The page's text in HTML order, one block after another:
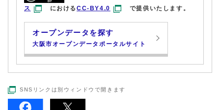
ス
におけるCC-BY4.0 で提供いたします。
オープンデータを探す
大阪市オープンデータポータルサイト
SNSリンクは別ウィンドウで開きます